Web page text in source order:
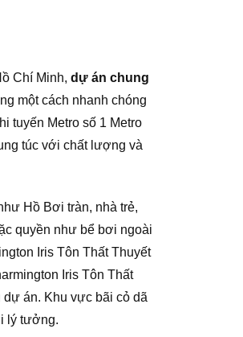
Chí Minh, dự án chung
một cách nhanh chóng
tuyến Metro số 1 Metro
túc với chất lượng và
Hồ Bơi tràn, nhà trẻ,
quyền như bể bơi ngoài
Iris Tôn Thất Thuyết
Iris Tôn Thất
án. Khu vực bãi cỏ dã
lý tưởng.